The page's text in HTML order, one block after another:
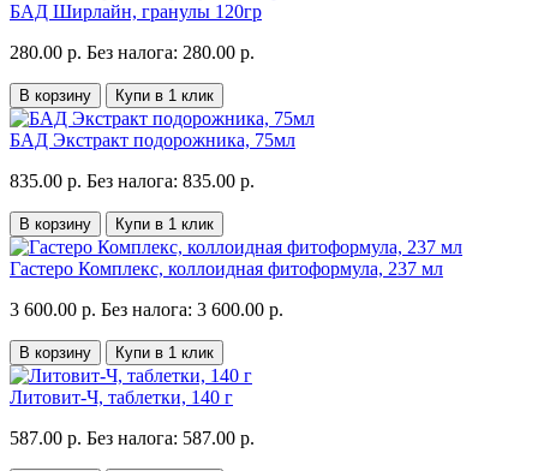
БАД Ширлайн, гранулы 120гр
280.00 р. Без налога: 280.00 р.
В корзину Купи в 1 клик
БАД Экстракт подорожника, 75мл
835.00 р. Без налога: 835.00 р.
В корзину Купи в 1 клик
Гастеро Комплекс, коллоидная фитоформула, 237 мл
3 600.00 р. Без налога: 3 600.00 р.
В корзину Купи в 1 клик
Литовит-Ч, таблетки, 140 г
587.00 р. Без налога: 587.00 р.